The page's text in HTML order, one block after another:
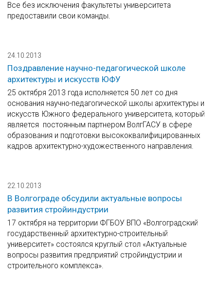
Все без исключения факультеты университета
предоставили свои команды.
24.10.2013
Поздравление научно-педагогической школе
архитектуры и искусств ЮФУ
25 октября 2013 года исполняется 50 лет со дня
основания научно-педагогической школы архитектуры и
искусств Южного федерального университета, который
является постоянным партнером ВолгГАСУ в сфере
образования и подготовки высококвалифицированных
кадров архитектурно-художественного направления.
22.10.2013
В Волгограде обсудили актуальные вопросы
развития стройиндустрии
17 октября на территории ФГБОУ ВПО «Волгоградский
государственный архитектурно-строительный
университет» состоялся круглый стол «Актуальные
вопросы развития предприятий стройиндустрии и
строительного комплекса».